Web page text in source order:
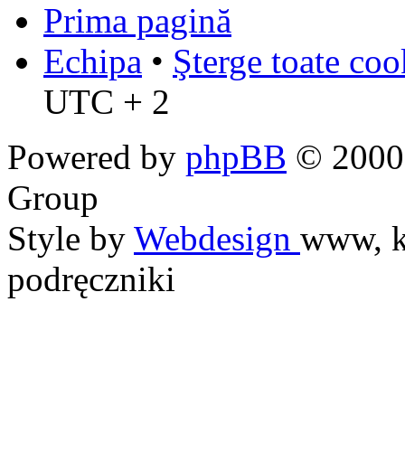
Prima pagină
Echipa • Şterge toate
UTC + 2
Powered by phpBB ©
Group
Style by Webdesign www,
podręczniki